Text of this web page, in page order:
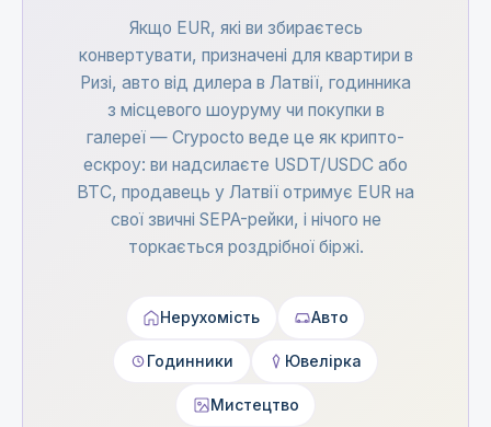
Якщо EUR, які ви збираєтесь
конвертувати, призначені для квартири в
Ризі, авто від дилера в Латвії, годинника
з місцевого шоуруму чи покупки в
галереї — Crypocto веде це як крипто-
ескроу: ви надсилаєте USDT/USDC або
BTC, продавець у Латвії отримує EUR на
свої звичні SEPA-рейки, і нічого не
торкається роздрібної біржі.
Нерухомість Авто
Годинники Ювелірка
Мистецтво